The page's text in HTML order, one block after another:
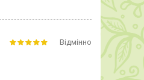
Відмінно